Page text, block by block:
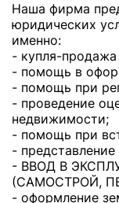
Наша фирма
юридических
именно:
- купля-
- помощь в
- помощь при
- проведение
недвижимости;
- помощь при
-
- ВВОД В
(САМОСТРОЙ,
- оформление